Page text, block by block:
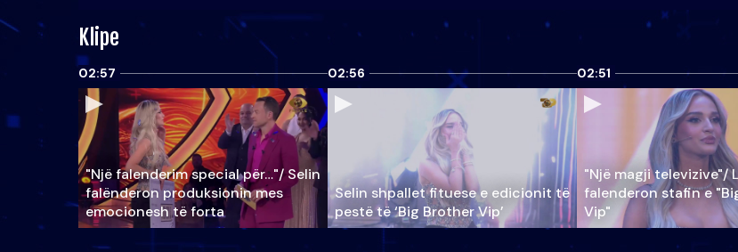
Klipe
02:57
"Një falenderim special për…"/ Selin
falënderon produksionin mes
emocionesh të forta
02:56
Selin shpallet fituese e edicionit të
pestë të ‘Big Brother Vip’
02:51
"Një magji televizive"/
falenderon stafin e
Vip"